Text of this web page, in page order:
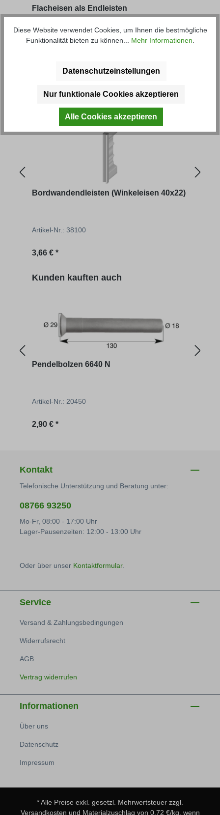
Flacheisen als Endleisten
Artikel-Nr.: 38403-3.0M
6,10 € *
Produktgalerie überspringen
Kunden haben sich ebenfalls
angesehen
Bordwandendleisten (Winkeleisen 40x22)
Artikel-Nr.: 38100
Regulärer Preis:
3,66 € *
Produktgalerie überspringen
Kunden kauften auch
Pendelbolzen 6640 N
Artikel-Nr.: 20450
Regulärer Preis:
2,90 € *
Kontakt
Telefonische Unterstützung und Beratung unter:
08766 93250
Mo-Fr, 08:00 - 17:00 Uhr
Lager-Pausenzeiten: 12:00 - 13:00 Uhr
Oder über unser Kontaktformular.
Service
Versand & Zahlungsbedingungen
Widerrufsrecht
AGB
Vertrag widerrufen
Informationen
Über uns
Datenschutz
Impressum
* Alle Preise exkl. gesetzl. Mehrwertsteuer zzgl.
Versandkosten und Materialzuschlag von 0,72 €/kg, wenn
Diese Website verwendet Cookies, um Ihnen die bestmögliche
Funktionalität bieten zu können... Mehr Informationen
Datenschutzeinstellungen
Nur funktionale Cookies akzeptieren
Alle Cookies akzeptieren